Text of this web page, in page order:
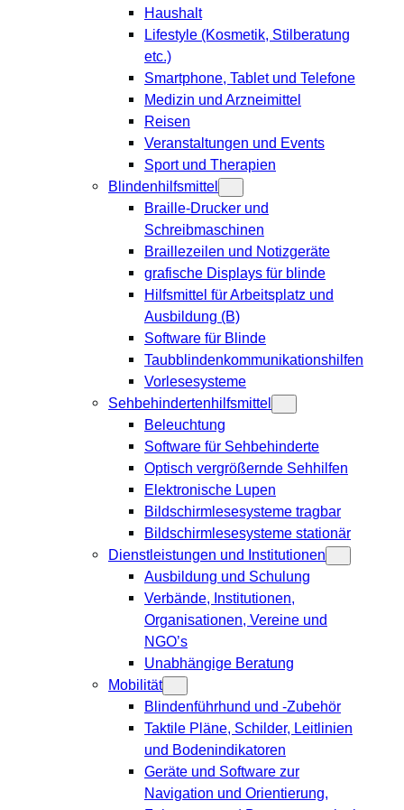
Haushalt
Lifestyle (Kosmetik, Stilberatung
etc.)
Smartphone, Tablet und Telefone
Medizin und Arzneimittel
Reisen
Veranstaltungen und Events
Sport und Therapien
Blindenhilfsmittel
Braille-Drucker und
Schreibmaschinen
Braillezeilen und Notizgeräte
grafische Displays für blinde
Hilfsmittel für Arbeitsplatz und
Ausbildung (B)
Software für Blinde
Taubblindenkommunikationshilfen
Vorlesesysteme
Sehbehindertenhilfsmittel
Beleuchtung
Software für Sehbehinderte
Optisch vergrößernde Sehhilfen
Elektronische Lupen
Bildschirmlesesysteme tragbar
Bildschirmlesesysteme stationär
Dienstleistungen und Institutionen
Ausbildung und Schulung
Verbände, Institutionen,
Organisationen, Vereine und
NGO’s
Unabhängige Beratung
Mobilität
Blindenführhund und -Zubehör
Taktile Pläne, Schilder, Leitlinien
und Bodenindikatoren
Geräte und Software zur
Navigation und Orientierung,